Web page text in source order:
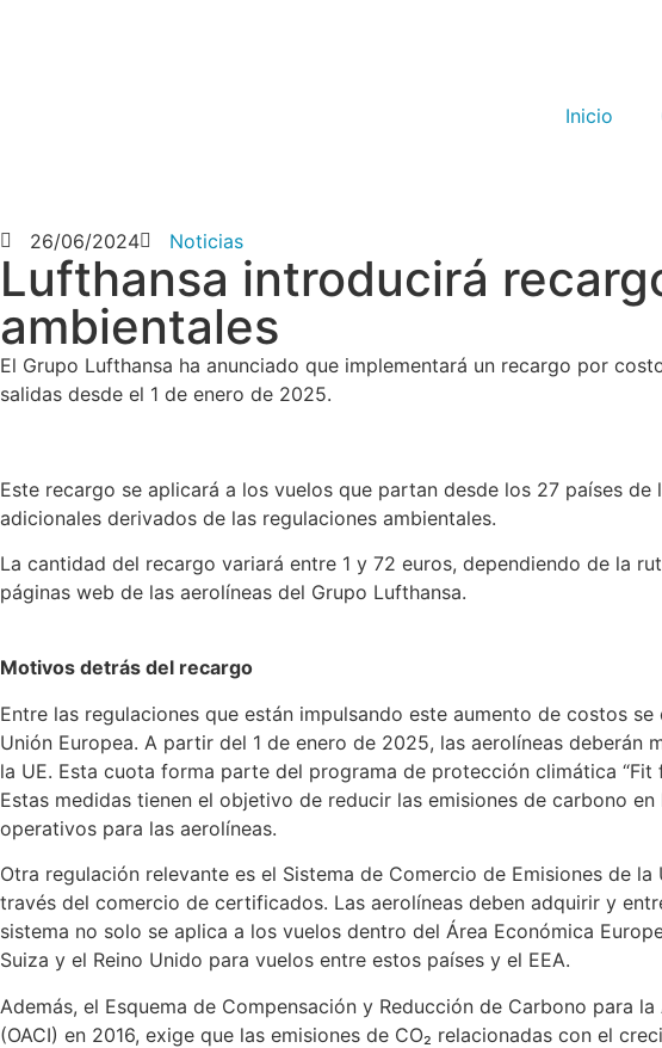
Inicio
26/06/2024 Noticias
Lufthansa introducirá
ambientales
El Grupo Lufthansa ha anunciado que implementará un recargo por
salidas desde el 1 de enero de 2025.
Este recargo se aplicará a los vuelos que partan desde los 27 países
adicionales derivados de las regulaciones ambientales.
La cantidad del recargo variará entre 1 y 72 euros, dependiendo de la
páginas web de las aerolíneas del Grupo Lufthansa.
Motivos detrás del recargo
Entre las regulaciones que están impulsando este aumento de costos
Unión Europea. A partir del 1 de enero de 2025, las aerolíneas
la UE. Esta cuota forma parte del programa de protección climática
Estas medidas tienen el objetivo de reducir las emisiones de carbono
operativos para las aerolíneas.
Otra regulación relevante es el Sistema de Comercio de Emisiones de
través del comercio de certificados. Las aerolíneas deben adquirir y
sistema no solo se aplica a los vuelos dentro del Área Económica
Suiza y el Reino Unido para vuelos entre estos países y el EEA.
Además, el Esquema de Compensación y Reducción de Carbono para
(OACI) en 2016, exige que las emisiones de CO₂ relacionadas con el